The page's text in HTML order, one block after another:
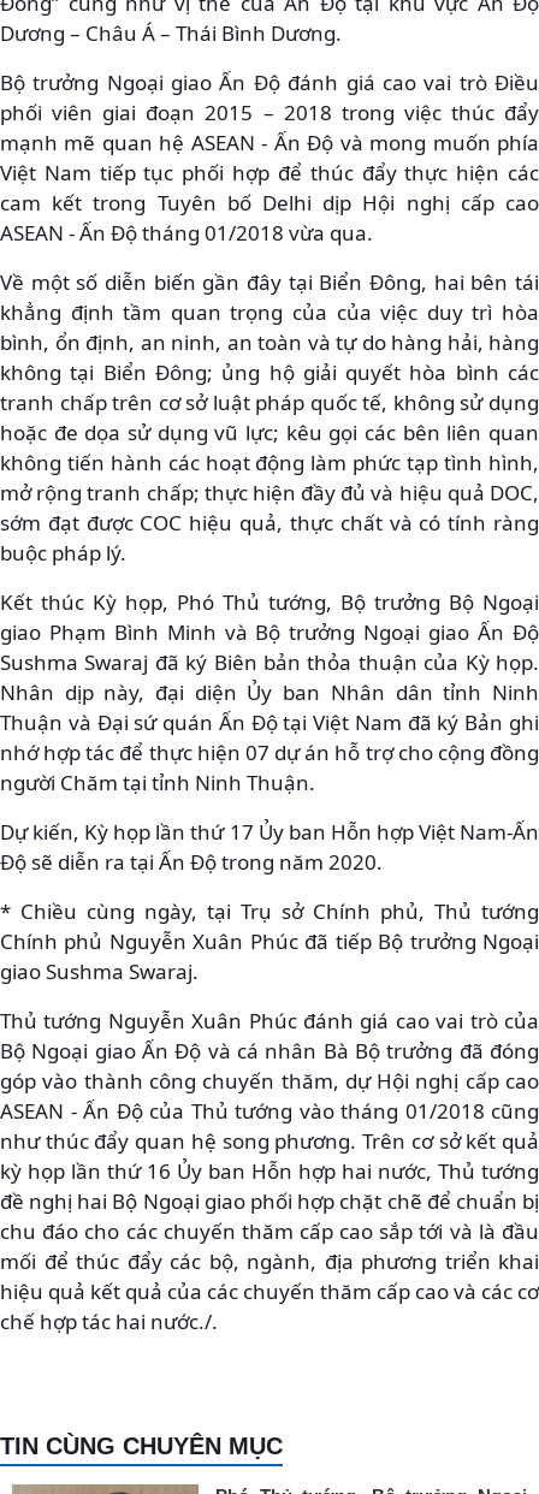
Dương – Châu Á – Thái Bình Dương.
Bộ trưởng Ngoại giao Ấn Độ đánh giá cao vai trò Điều
phối viên giai đoạn 2015 – 2018 trong việc thúc đẩy
mạnh mẽ quan hệ ASEAN - Ấn Độ và mong muốn phía
Việt Nam tiếp tục phối hợp để thúc đẩy thực hiện các
cam kết trong Tuyên bố Delhi dịp Hội nghị cấp cao
ASEAN - Ấn Độ tháng 01/2018 vừa qua.
Về một số diễn biến gần đây tại Biển Đông, hai bên tái
khẳng định tầm quan trọng của của việc duy trì hòa
bình, ổn định, an ninh, an toàn và tự do hàng hải, hàng
không tại Biển Đông; ủng hộ giải quyết hòa bình các
tranh chấp trên cơ sở luật pháp quốc tế, không sử dụng
hoặc đe dọa sử dụng vũ lực; kêu gọi các bên liên quan
không tiến hành các hoạt động làm phức tạp tình hình,
mở rộng tranh chấp; thực hiện đầy đủ và hiệu quả DOC,
sớm đạt được COC hiệu quả, thực chất và có tính ràng
buộc pháp lý.
Kết thúc Kỳ họp, Phó Thủ tướng, Bộ trưởng Bộ Ngoại
giao Phạm Bình Minh và Bộ trưởng Ngoại giao Ấn Độ
Sushma Swaraj đã ký Biên bản thỏa thuận của Kỳ họp.
Nhân dịp này, đại diện Ủy ban Nhân dân tỉnh Ninh
Thuận và Đại sứ quán Ấn Độ tại Việt Nam đã ký Bản ghi
nhớ hợp tác để thực hiện 07 dự án hỗ trợ cho cộng đồng
người Chăm tại tỉnh Ninh Thuận.
Dự kiến, Kỳ họp lần thứ 17 Ủy ban Hỗn hợp Việt Nam-Ấn
Độ sẽ diễn ra tại Ấn Độ trong năm 2020.
* Chiều cùng ngày, tại Trụ sở Chính phủ, Thủ tướng
Chính phủ Nguyễn Xuân Phúc đã tiếp Bộ trưởng Ngoại
giao Sushma Swaraj.
Thủ tướng Nguyễn Xuân Phúc đánh giá cao vai trò của
Bộ Ngoại giao Ấn Độ và cá nhân Bà Bộ trưởng đã đóng
góp vào thành công chuyến thăm, dự Hội nghị cấp cao
ASEAN - Ấn Độ của Thủ tướng vào tháng 01/2018 cũng
như thúc đẩy quan hệ song phương. Trên cơ sở kết quả
kỳ họp lần thứ 16 Ủy ban Hỗn hợp hai nước, Thủ tướng
đề nghị hai Bộ Ngoại giao phối hợp chặt chẽ để chuẩn bị
chu đáo cho các chuyến thăm cấp cao sắp tới và là đầu
mối để thúc đẩy các bộ, ngành, địa phương triển khai
hiệu quả kết quả của các chuyến thăm cấp cao và các cơ
chế hợp tác hai nước./.
TIN CÙNG CHUYÊN MỤC